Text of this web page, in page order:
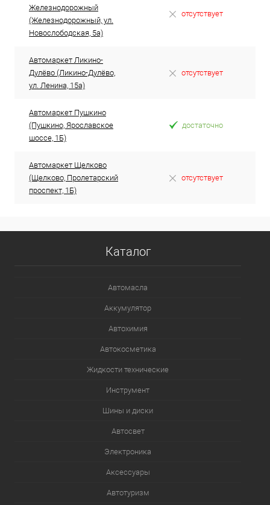
Железнодорожный
(Железнодорожный, ул.
Новослободская, 5а)
отсутствует
Автомаркет Ликино-
Дулёво (Ликино-Дулёво,
ул. Ленина, 15а)
отсутствует
Автомаркет Пушкино
(Пушкино, Ярославское
шоссе, 1Б)
достаточно
Автомаркет Щелково
(Щелково, Пролетарский
проспект, 1Б)
отсутствует
Каталог
Автомасла
Аккумулятор
Автохимия
Автокосметика
Жидкости технические
Инструмент
Шины и диски
Автосвет
Электроника
Аксессуары
Автотуризм